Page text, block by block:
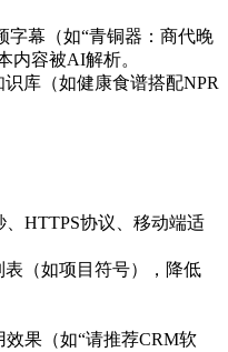
字幕（如“青铜器：商代晚
内容被AI解析。
库（如健康食谱搭配NPR
HTTPS协议、移动端适
（如项目符号），降低
果（如“请推荐CRM软